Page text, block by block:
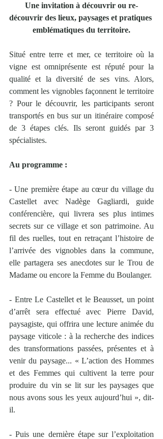
Une invitation à découvrir ou re-
découvrir des lieux, paysages et pratiques
emblématiques du territoire.
Situé entre terre et mer, ce territoire où la
vigne est omniprésente est réputé pour la
qualité et la diversité de ses vins. Alors,
comment les vignobles façonnent le territoire
? Pour le découvrir, les participants seront
transportés en bus sur un itinéraire composé
de 3 étapes clés. Ils seront guidés par 3
spécialistes.
Au programme :
- Une première étape au cœur du village du
Castellet avec Nadège Gagliardi, guide
conférencière, qui livrera ses plus intimes
secrets sur ce village et son patrimoine. Au
fil des ruelles, tout en retraçant l’histoire de
l’arrivée des vignobles dans la commune,
elle partagera ses anecdotes sur le Trou de
Madame ou encore la Femme du Boulanger.
- Entre Le Castellet et le Beausset, un point
d’arrêt sera effectué avec Pierre David,
paysagiste, qui offrira une lecture animée du
paysage viticole : à la recherche des indices
des transformations passées, présentes et à
venir du paysage... « L’action des Hommes
et des Femmes qui cultivent la terre pour
produire du vin se lit sur les paysages que
nous avons sous les yeux aujourd’hui », dit-
il.
- Puis une dernière étape sur l’exploitation